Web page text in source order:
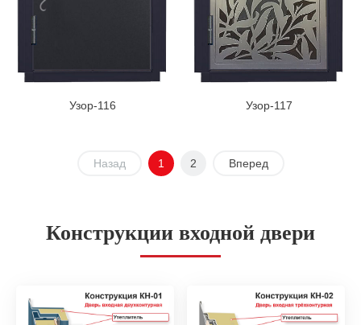
Узор-116 Узор-117
Назад 1 2 Вперед
Конструкции входной двери